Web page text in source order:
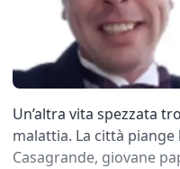
Un’altra vita spezzata
malattia. La città
Casagrande, giovane